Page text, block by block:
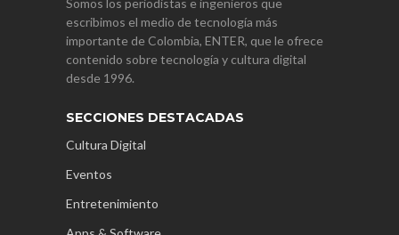
Somos los periodistas e ingenieros que
escribimos el medio de tecnología más
importante de Colombia, ENTER, que le ofrece
contenido sobre tecnología y cultura digital
desde 1996.
SECCIONES DESTACADAS
Cultura Digital
Eventos
Entretenimiento